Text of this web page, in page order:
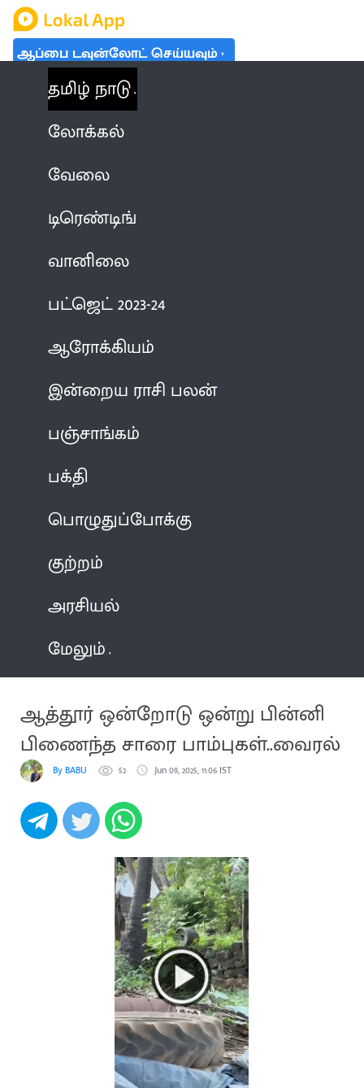
ஆப்பை டவுன்லோட் செய்யவும்
தமிழ் நாடு
லோக்கல்
வேலை
டிரெண்டிங்
வானிலை
பட்ஜெட் 2023-24
ஆரோக்கியம்
இன்றைய ராசி பலன்
பஞ்சாங்கம்
பக்தி
பொழுதுப்போக்கு
குற்றம்
அரசியல்
மேலும்
ஆத்தூர் ஒன்றோடு ஒன்று பின்னி
பிணைந்த சாரை பாம்புகள்..வைரல்
By BABU 52 Jun 09, 2025, 11:06 IST